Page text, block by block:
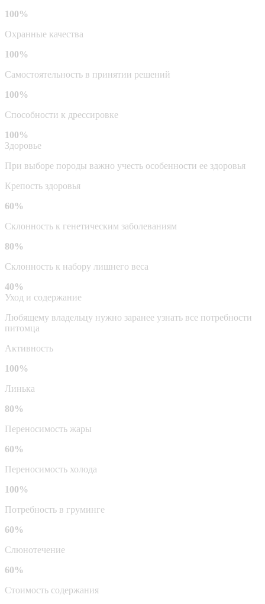
100%
Охранные качества
100%
Самостоятельность в принятии решений
100%
Способности к дрессировке
100%
Здоровье
При выборе породы важно учесть особенности ее здоровья
Крепость здоровья
60%
Склонность к генетическим заболеваниям
80%
Склонность к набору лишнего веса
40%
Уход и содержание
Любящему владельцу нужно заранее узнать все потребности
питомца
Активность
100%
Линька
80%
Переносимость жары
60%
Переносимость холода
100%
Потребность в груминге
60%
Слюнотечение
60%
Стоимость содержания